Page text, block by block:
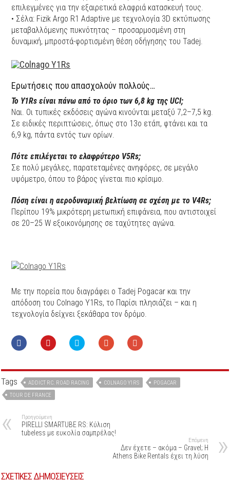
επιλεγμένες για την εξαιρετικά ελαφριά κατασκευή τους.
• Σέλα: Fizik Argo R1 Adaptive με τεχνολογία 3D εκτύπωσης
μεταβαλλόμενης πυκνότητας – προσαρμοσμένη στη
δυναμική, μπροστά-φορτισμένη θέση οδήγησης του Tadej.
Ερωτήσεις που απασχολούν πολλούς…
Το Y1Rs είναι πάνω από το όριο των 6,8 kg της UCI;
Ναι. Οι τυπικές εκδόσεις αγώνα κινούνται μεταξύ 7,2–7,5 kg.
Σε ειδικές περιπτώσεις, όπως στο 13ο ετάπ, φτάνει και τα
6,9 kg, πάντα εντός των ορίων.
Πότε επιλέγεται το ελαφρύτερο V5Rs;
Σε πολύ μεγάλες, παρατεταμένες ανηφόρες, σε μεγάλο
υψόμετρο, όπου το βάρος γίνεται πιο κρίσιμο.
Πόση είναι η αεροδυναμική βελτίωση σε σχέση με το V4Rs;
Περίπου 19% μικρότερη μετωπική επιφάνεια, που αντιστοιχεί
σε 20–25 W εξοικονόμησης σε ταχύτητες αγώνα.
Με την πορεία που διαγράφει ο Tadej Pogacar και την
απόδοση του Colnago Y1Rs, το Παρίσι πλησιάζει – και η
τεχνολογία δείχνει ξεκάθαρα τον δρόμο.
Tags ADDICT RC. ROAD RACING COLNAGO Y1RS
POGACAR
TOUR DE FRANCE
Προηγούμενη
PIRELLI SMARTUBE RS: Κύλιση
tubeless με ευκολία σαμπρέλας!
Επόμενη
Δεν έχετε – ακόμα – Gravel; Η
Athens Bike Rentals έχει τη λύση
ΣΧΕΤΙΚΕΣ ΔΗΜΟΣΙΕΥΣΕΙΣ